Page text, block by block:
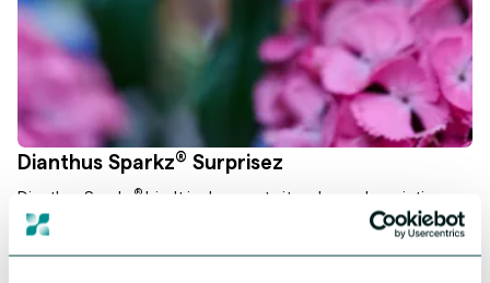
Dianthus Sparkz® Surprisez
Dianthus Sparkz ® biedt je de meest uiteenlopende variaties
denkbaar – variëteiten die opvallen door unieke bloemvormen,
opvallende kleuren en eindeloze mogelijkheden om te mixen en